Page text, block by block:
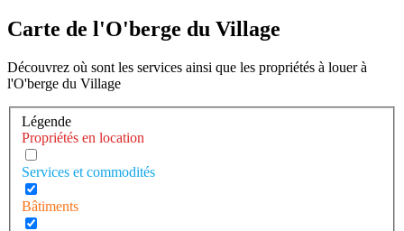
Carte de l'O'berge du Village
Découvrez où sont les services ainsi que les propriétés à louer à
l'O'berge du Village
Légende
Propriétés en location
Services et commodités
Bâtiments